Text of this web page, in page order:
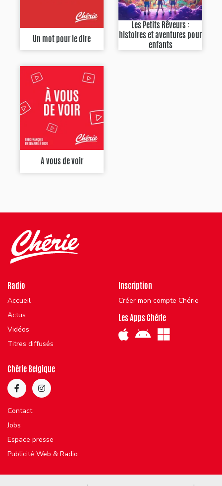
Un mot pour le dire
Les Petits Rêveurs :
histoires et aventures pour
enfants
A vous de voir
Radio
Accueil
Actus
Vidéos
Titres diffusés
Inscription
Créer mon compte Chérie
Les Apps Chérie
Chérie Belgique
Contact
Jobs
Espace presse
Publicité Web & Radio